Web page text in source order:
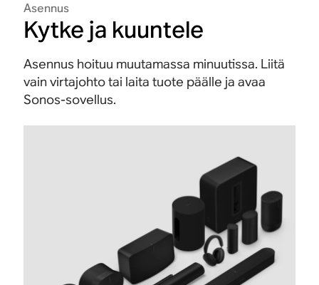
Asennus
Kytke ja kuuntele
Asennus hoituu muutamassa minuutissa. Liitä
vain virtajohto tai laita tuote päälle ja avaa
Sonos-sovellus.